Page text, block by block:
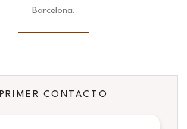
Barcelona.
PRIMER CONTACTO